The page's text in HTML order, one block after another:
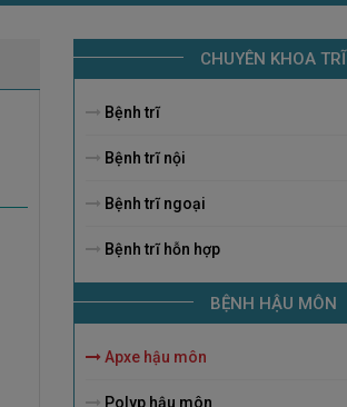
CHUYÊN KHOA TRĨ
Bệnh trĩ
Bệnh trĩ nội
Bệnh trĩ ngoại
Bệnh trĩ hỗn hợp
BỆNH HẬU MÔN
Apxe hậu môn
Polyp hậu môn